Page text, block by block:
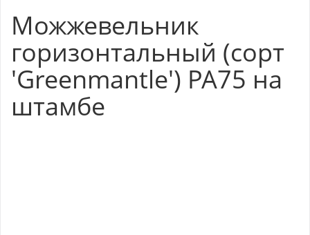
Можжевельник
горизонтальный (сорт
'Greenmantle') PA75 на
штамбе